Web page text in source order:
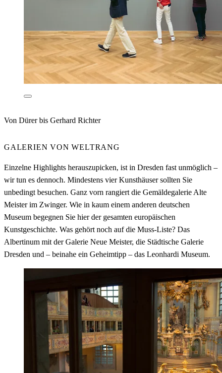
Von Dürer bis Gerhard Richter
GALERIEN VON WELTRANG
Einzelne Highlights herauszupicken, ist in Dresden fast unmöglich –
wir tun es dennoch. Mindestens vier Kunsthäuser sollten Sie
unbedingt besuchen. Ganz vorn rangiert die Gemäldegalerie Alte
Meister im Zwinger. Wie in kaum einem anderen deutschen
Museum begegnen Sie hier der gesamten europäischen
Kunstgeschichte. Was gehört noch auf die Muss-Liste? Das
Albertinum mit der Galerie Neue Meister, die Städtische Galerie
Dresden und – beinahe ein Geheimtipp – das Leonhardi Museum.